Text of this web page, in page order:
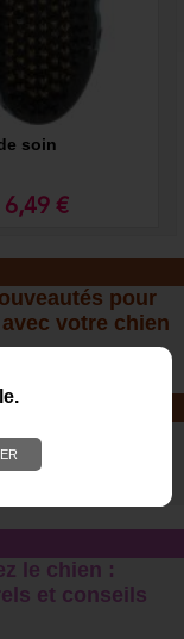
soin
6,49 €
pour
votre chien
et les soins de
!
le chien :
et conseil s